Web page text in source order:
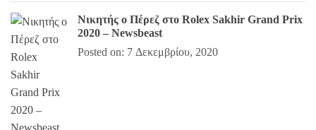
Νικητής ο Πέρεζ στο Rolex Sakhir Grand Prix
2020 – Newsbeast
Posted on: 7 Δεκεμβρίου, 2020